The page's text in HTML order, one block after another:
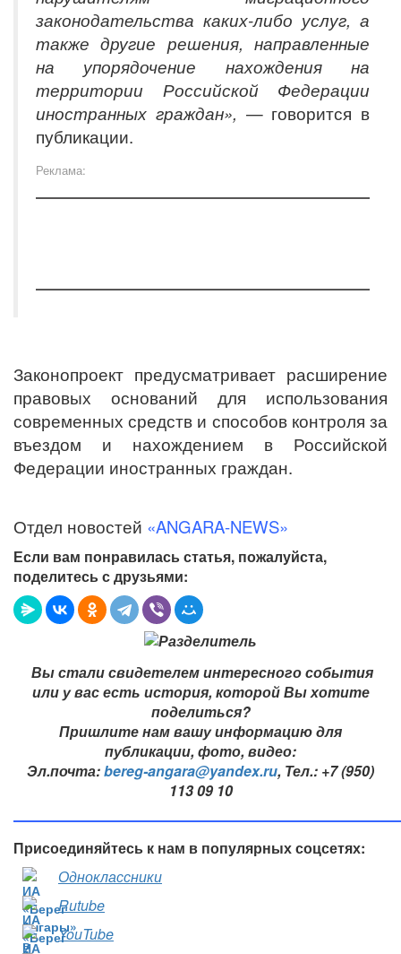
законодательства каких-либо услуг, а
также другие решения, направленные
на упорядочение нахождения на
территории Российской Федерации
иностранных граждан», — говорится в
публикации.
Реклама:
Законопроект предусматривает расширение
правовых оснований для использования
современных средств и способов контроля за
въездом и нахождением в Российской
Федерации иностранных граждан.
Отдел новостей «ANGARA-NEWS»
Если вам понравилась статья, пожалуйста,
поделитесь с друзьями:
Вы стали свидетелем интересного события
или у вас есть история, которой Вы хотите
поделиться?
Пришлите нам вашу информацию для
публикации, фото, видео:
Эл.почта:bereg-angara@yandex.ru, Тел.: +7 (950)
113 09 10
Присоединяйтесь к нам в популярных соцсетях:
Одноклассники
Rutube
YouTube